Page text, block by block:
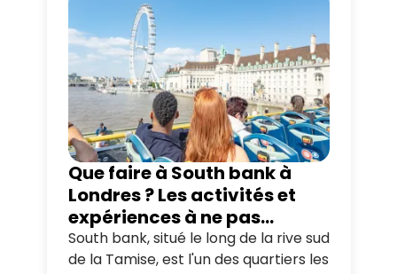
Que faire à South bank à
Londres ? Les activités et
expériences à ne pas
manquer
South bank, situé le long de la rive sud
de la Tamise, est l'un des quartiers les